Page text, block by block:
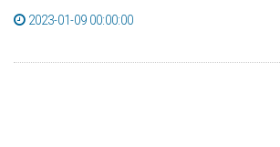
2023-01-09 00:00:00